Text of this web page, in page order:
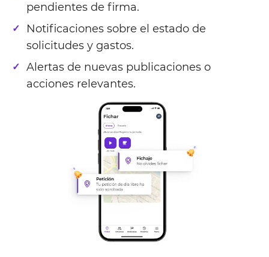
pendientes de firma.
Notificaciones sobre el estado de
solicitudes y gastos.
Alertas de nuevas publicaciones o
acciones relevantes.